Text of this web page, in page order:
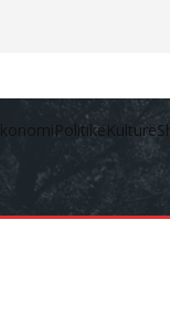
PolitikëKulturë